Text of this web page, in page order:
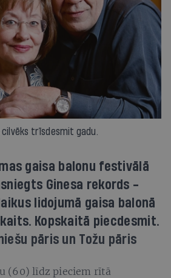
trīsdesmit gadu.
gaisa balonu festivālā
Ginesa rekords -
lidojumā gaisa balonā
Kopskaitā piecdesmit.
pāris un Tožu pāris
(60) līdz pieciem rītā